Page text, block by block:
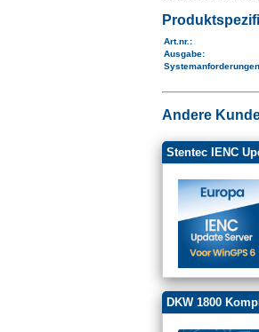
Art.nr. :
Ausgabe:
Systemanforderungen
Andere
Stentec IENC
DKW 1800